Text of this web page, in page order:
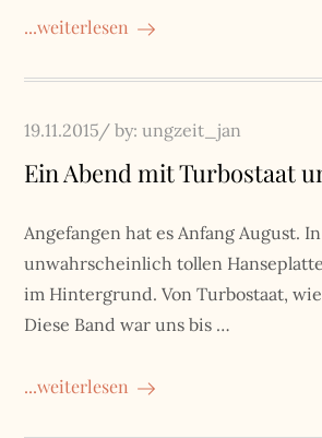
...weiterlesen
Posted
on
19.11.2015 by:ungzeit_jan
Ein Abend mit Turbostaat
Angefangen hat es Anfang August.
unwahrscheinlich tollen
im Hintergrund. Von Turbostaat,
Diese Band war uns bis …
...weiterlesen